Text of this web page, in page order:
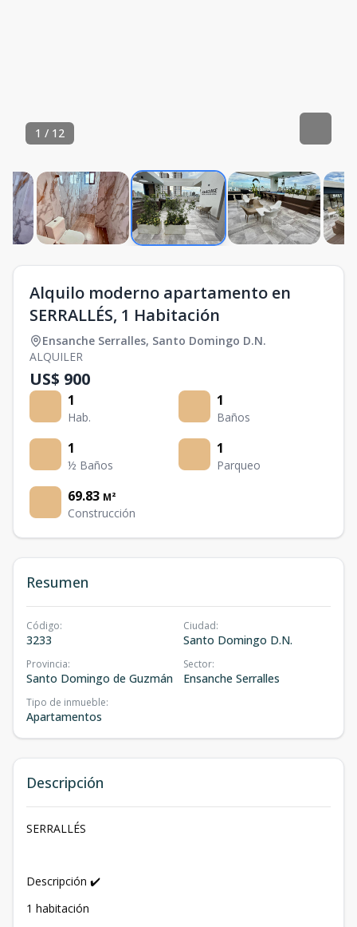
1 / 12
Alquilo moderno apartamento en
SERRALLÉS, 1 Habitación
Ensanche Serralles, Santo Domingo D.N.
ALQUILER
US$ 900
1
Hab.
1
Baños
1
½ Baños
1
Parqueo
69.83 M²
Construcción
Resumen
Código:
3233
Ciudad:
Santo Domingo D.N.
Provincia:
Santo Domingo de Guzmán
Sector:
Ensanche Serralles
Tipo de inmueble:
Apartamentos
Descripción
SERRALLÉS
Descripción ✔️
1 habitación